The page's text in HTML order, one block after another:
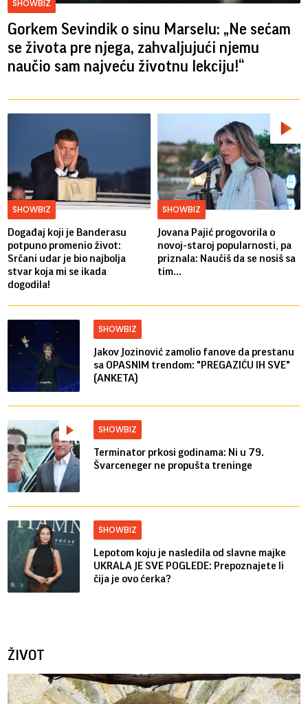
SHOWBIZ
Gorkem Sevindik o sinu Marselu: „Ne sećam
se života pre njega, zahvaljujući njemu
naučio sam najveću životnu lekciju!“
SHOWBIZ
Događaj koji je Banderasu
potpuno promenio život:
Srčani udar je bio najbolja
stvar koja mi se ikada
dogodila!
SHOWBIZ
Jovana Pajić progovorila o
novoj-staroj popularnosti, pa
priznala: Naučiš da se nosiš sa
tim...
SHOWBIZ
Jakov Jozinović zamolio fanove da prestanu
sa OPASNIM trendom: "PREGAZIĆU IH SVE"
(ANKETA)
SHOWBIZ
Terminator prkosi godinama: Ni u 79.
Švarceneger ne propušta treninge
SHOWBIZ
Lepotom koju je nasledila od slavne majke
UKRALA JE SVE POGLEDE: Prepoznajete li
čija je ovo ćerka?
ŽIVOT